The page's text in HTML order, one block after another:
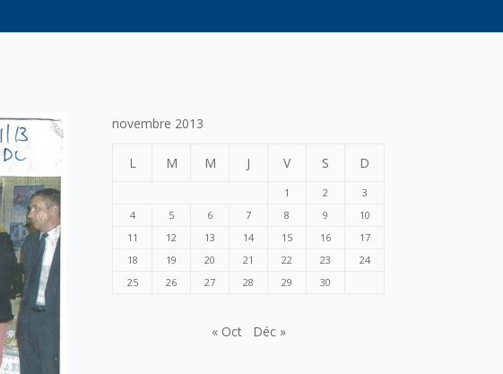
novembre 2013
L M M J V S D
1 2
3
4
5 6 7 8 9
10
11
12 13 14 15 16
17
18
19 20 21 22 23
24
25
26 27 28 29 30
« Oct Déc »